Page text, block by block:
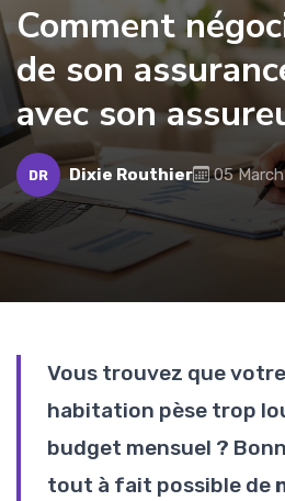
Comment
de son
avec son
DR Dixie Routhier 05
Vous trouvez que
habitation pèse trop
budget mensuel ?
tout à fait possible de